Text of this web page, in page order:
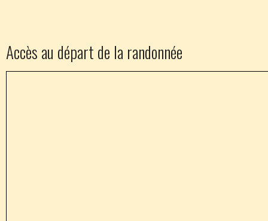
Accès au départ de la randonnée